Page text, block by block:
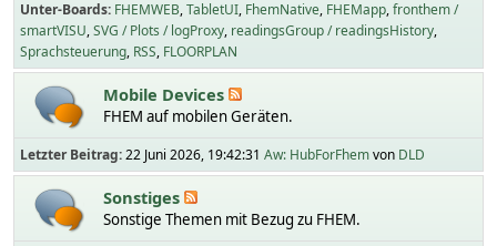
Unter-Boards FHEMWEB TabletUI FhemNative FHEMapp fronthem /
smartVISU SVG / Plots / logProxy readingsGroup / readingsHistory
Sprachsteuerung RSS FLOORPLAN
Mobile Devices
FHEM auf mobilen Geräten.
Letzter Beitrag:22 Juni 2026, 19:42:31 Aw: HubForFhemvon DLD
Sonstiges
Sonstige Themen mit Bezug zu FHEM.